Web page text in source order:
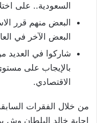
السعودية.. على
البعض منهم قرر
البعض الآخر في
شاركوا في العديد
بالإيجاب على
الاقتصادي.
من خلال الفقرات
إجابة خالد البلطان